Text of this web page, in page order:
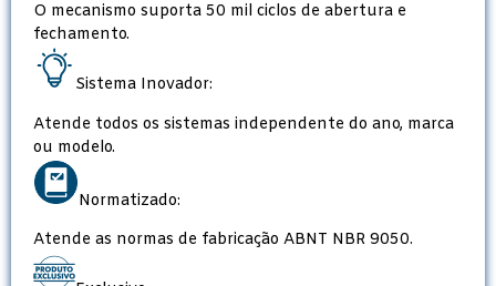
O mecanismo suporta 50 mil ciclos de abertura e
fechamento.
Sistema Inovador:
Atende todos os sistemas independente do ano, marca
ou modelo.
Normatizado:
Atende as normas de fabricação ABNT NBR 9050.